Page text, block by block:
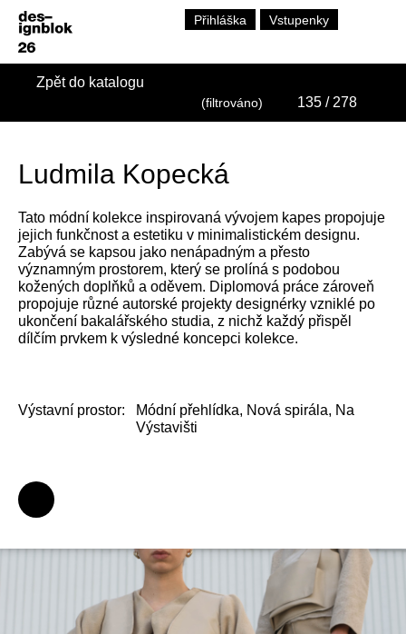
Přihláška Vstupenky
Zpět do katalogu
(filtrováno) 135 / 278
Ludmila Kopecká
Tato módní kolekce inspirovaná vývojem kapes propojuje
jejich funkčnost a estetiku v minimalistickém designu.
Zabývá se kapsou jako nenápadným a přesto
významným prostorem, který se prolíná s podobou
kožených doplňků a oděvem. Diplomová práce zároveň
propojuje různé autorské projekty designérky vzniklé po
ukončení bakalářského studia, z nichž každý přispěl
dílčím prvkem k výsledné koncepci kolekce.
Výstavní prostor:
Módní přehlídka, Nová spirála, Na
Výstavišti